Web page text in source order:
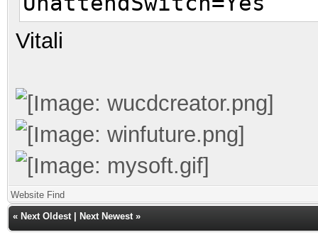
Vitali
Website Find
« Next Oldest Next Newest »